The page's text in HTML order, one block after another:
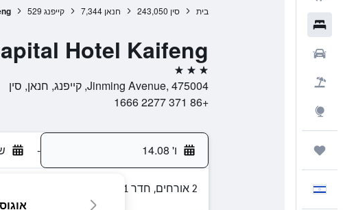
בית סין 243,050 חנאן 7,344 קייפנג 529
Hotel Kaifeng
3 כוכבים
Jinming Avenue, 475004, קייפנג, חנאן, סין
+86 371 2277 1666
ו' 14.08 - ש'
2 אורחים, חדר 1
אוגוסט